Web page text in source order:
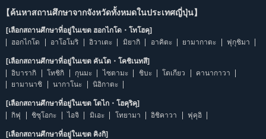
【ค้นหาสถานศึกษาจากจังหวัดทั้งหมดในประเทศญี่ปุ่น】
[เลือกสถานศึกษาที่อยู่ในเขต ฮอกไกโด・โทโฮคุ]
ฮอกไกโด
อาโอโมริ อิวาเตะ มิยากิ อาคิตะ ยามากาตะ ฟุกุชิมา
[เลือกสถานศึกษาที่อยู่ในเขต คันโต・โคชิเนทสึ]
อิบารากิ
โทชิกิ กุนมะ ไซตามะ ชิบะ โตเกียว
คานากาวา
ยามานาชิ
นากาโนะ นิอิกาตะ
[เลือกสถานศึกษาที่อยู่ในเขต โตไก・โฮคุริคุ]
กิฟุ
ชิซุโอกะ ไอจิ มิเอะ โทยามา อิชิคาวา ฟุคุอิ
[เลือกสถานศึกษาที่อยู่ในเขต คิงกิ]